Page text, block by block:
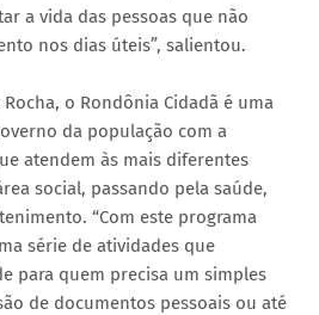
a vida das pessoas que não
nos dias úteis”, salientou.
o Rondônia Cidadã é uma
da população com a
atendem às mais diferentes
social, passando pela saúde,
“Com este programa
série de atividades que
para quem precisa um simples
de documentos pessoais ou até